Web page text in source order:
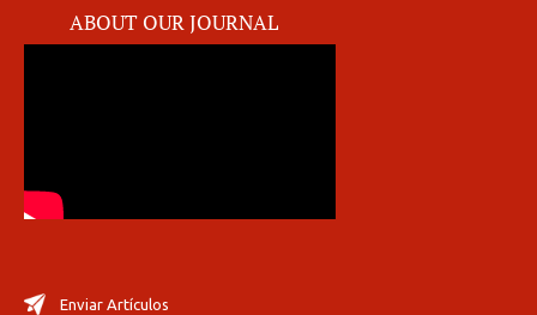
ABOUT OUR JOURNAL
Enviar Artículos